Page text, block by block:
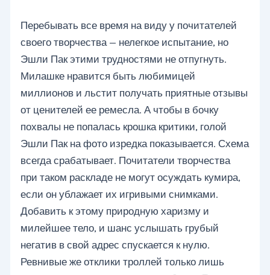
Перебывать все время на виду у почитателей
своего творчества — нелегкое испытание, но
Эшли Пак этими трудностями не отпугнуть.
Милашке нравится быть любимицей
миллионов и льстит получать приятные отзывы
от ценителей ее ремесла. А чтобы в бочку
похвалы не попалась крошка критики, голой
Эшли Пак на фото изредка показывается. Схема
всегда срабатывает. Почитатели творчества
при таком раскладе не могут осуждать кумира,
если он ублажает их игривыми снимками.
Добавить к этому природную харизму и
милейшее тело, и шанс услышать грубый
негатив в свой адрес спускается к нулю.
Ревнивые же отклики троллей только лишь